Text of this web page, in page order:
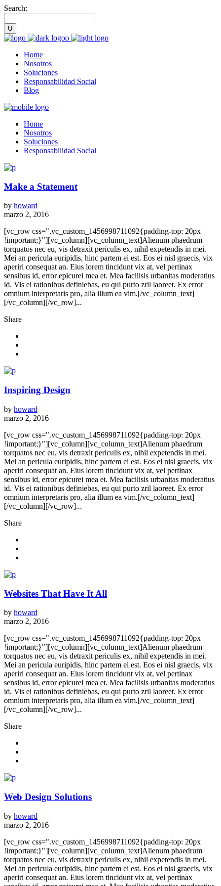
Search:
Home
Nosotros
Soluciones
Responsabilidad Social
Blog
Home
Nosotros
Soluciones
Responsabilidad Social
Make a Statement
by howard
marzo 2, 2016
[vc_row css=".vc_custom_1456998711092{padding-top: 20px
!important;}"][vc_column][vc_column_text]Alienum phaedrum
torquatos nec eu, vis detraxit periculis ex, nihil expetendis in mei.
Mei an pericula euripidis, hinc partem ei est. Eos ei nisl graecis, vix
aperiri consequat an. Eius lorem tincidunt vix at, vel pertinax
sensibus id, error epicurei mea et. Mea facilisis urbanitas moderatius
id. Vis ei rationibus definiebas, eu qui purto zril laoreet. Ex error
omnium interpretaris pro, alia illum ea vim.[/vc_column_text]
[/vc_column][/vc_row]...
Share
Inspiring Design
by howard
marzo 2, 2016
[vc_row css=".vc_custom_1456998711092{padding-top: 20px
!important;}"][vc_column][vc_column_text]Alienum phaedrum
torquatos nec eu, vis detraxit periculis ex, nihil expetendis in mei.
Mei an pericula euripidis, hinc partem ei est. Eos ei nisl graecis, vix
aperiri consequat an. Eius lorem tincidunt vix at, vel pertinax
sensibus id, error epicurei mea et. Mea facilisis urbanitas moderatius
id. Vis ei rationibus definiebas, eu qui purto zril laoreet. Ex error
omnium interpretaris pro, alia illum ea vim.[/vc_column_text]
[/vc_column][/vc_row]...
Share
Websites That Have It All
by howard
marzo 2, 2016
[vc_row css=".vc_custom_1456998711092{padding-top: 20px
!important;}"][vc_column][vc_column_text]Alienum phaedrum
torquatos nec eu, vis detraxit periculis ex, nihil expetendis in mei.
Mei an pericula euripidis, hinc partem ei est. Eos ei nisl graecis, vix
aperiri consequat an. Eius lorem tincidunt vix at, vel pertinax
sensibus id, error epicurei mea et. Mea facilisis urbanitas moderatius
id. Vis ei rationibus definiebas, eu qui purto zril laoreet. Ex error
omnium interpretaris pro, alia illum ea vim.[/vc_column_text]
[/vc_column][/vc_row]...
Share
Web Design Solutions
by howard
marzo 2, 2016
[vc_row css=".vc_custom_1456998711092{padding-top: 20px
!important;}"][vc_column][vc_column_text]Alienum phaedrum
torquatos nec eu, vis detraxit periculis ex, nihil expetendis in mei.
Mei an pericula euripidis, hinc partem ei est. Eos ei nisl graecis, vix
aperiri consequat an. Eius lorem tincidunt vix at, vel pertinax